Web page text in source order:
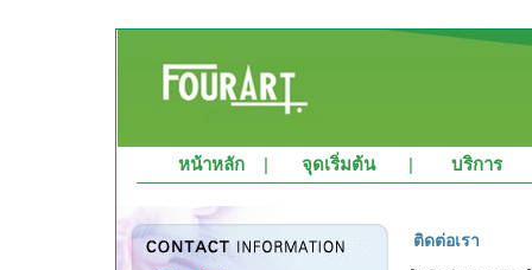
หน้าหลัก| จุดเริ่มต้น| บริการ
ติดต่อเรา